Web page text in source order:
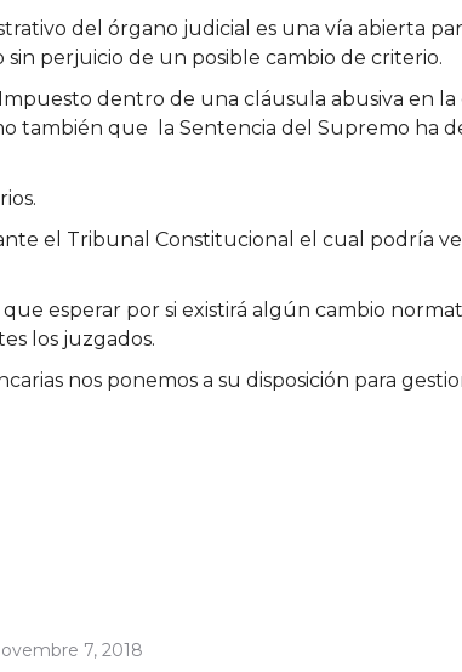
del órgano judicial es una vía abierta
perjuicio de un posible cambio de criterio.
dentro de una cláusula abusiva en
también que la Sentencia del Supremo ha
el Tribunal Constitucional el cual podría
esperar por si existirá algún cambio
los juzgados.
nos ponemos a su disposición para
7, 2018